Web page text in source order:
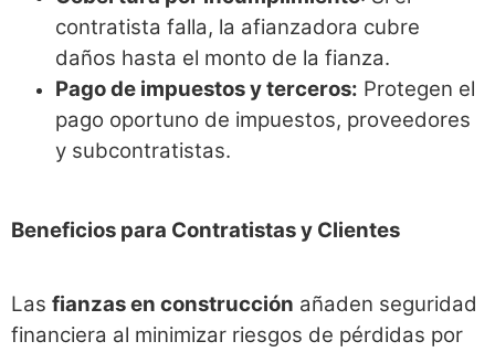
contratista falla, la afianzadora cubre
daños hasta el monto de la fianza.
Pago de impuestos y terceros: Protegen el
pago oportuno de impuestos, proveedores
y subcontratistas.
Beneficios para Contratistas y Clientes
Las fianzas en construcción añaden seguridad
financiera al minimizar riesgos de pérdidas por